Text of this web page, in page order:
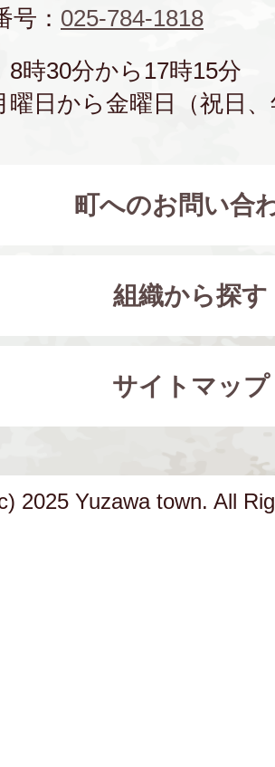
号： 025-784-1818
8時30分から17時15分
曜日から金曜日（祝日
町へのお問い合
組織から探す
サイトマップ
2025 Yuzawa town. All